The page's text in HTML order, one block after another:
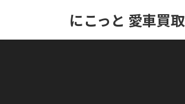
にこっと 愛車買取